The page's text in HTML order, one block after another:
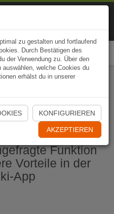
jetzt öffnen
Funktion
Vorteile in der
App
zu gestalten und fortlaufend
Durch Bestätigen des
der Verwendung zu. Über den
welche Cookies du
erhälst du in unserer
KONFIGURIEREN
AKZEPTIEREN